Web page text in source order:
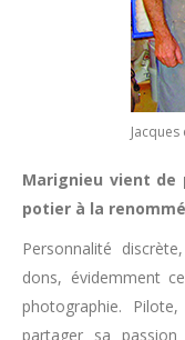
Marignieu vient de
potier à la
Personnalité
dons, évidemment
photographie.
partager sa